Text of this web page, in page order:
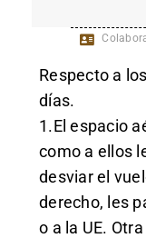
Respecto a
días.
1.El espacio
como a ellos
desviar el
derecho, les
o a la UE.